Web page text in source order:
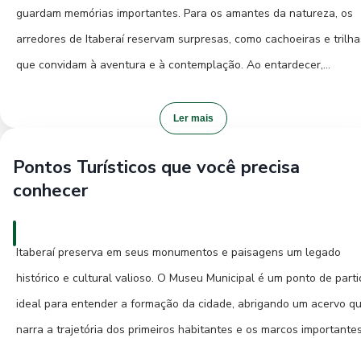
guardam memórias importantes. Para os amantes da natureza, os
arredores de Itaberaí reservam surpresas, como cachoeiras e
que convidam à aventura e à contemplação. Ao entardecer,
aprazível para relaxar e observar o pôr do sol. A vida noturna em
restaurantes oferecem a oportunidade de experimentar a culinária
goiana e interagir com os moradores, vivenciando a genuína
quando ocorrem, são ótimas ocasiões para conhecer mais a fundo
manifestações artísticas e folclóricas de Itaberaí.
Ler mais
Pontos Turísticos que você precisa
conhecer
Itaberaí preserva em seus monumentos e paisagens um legado
histórico e cultural valioso. O Museu Municipal é um ponto de
ideal para entender a formação da cidade, abrigando um acervo
narra a trajetória dos primeiros habitantes e os marcos